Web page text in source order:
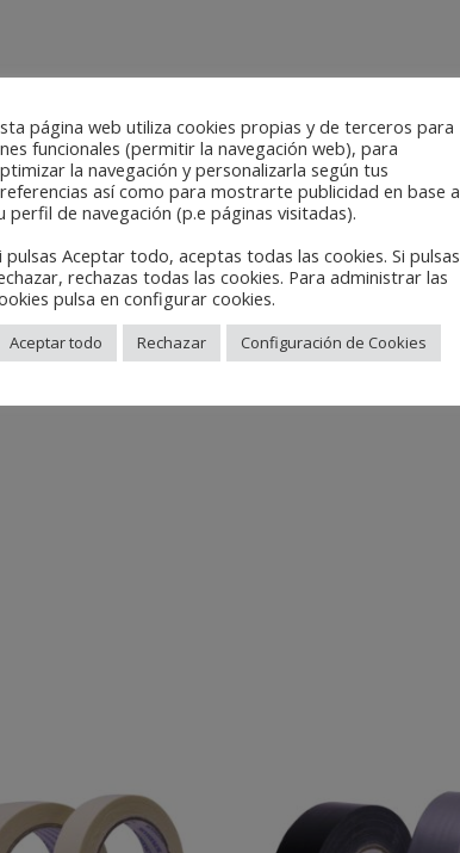
página web utiliza cookies propias y de terceros para
funcionales (permitir la navegación web), para
la navegación y personalizarla según tus
así como para mostrarte publicidad en base a
perfil de navegación (p.e páginas visitadas).
pulsas Aceptar todo, aceptas todas las cookies. Si pulsas
rechazas todas las cookies. Para administrar las
pulsa en configurar cookies.
Aceptar todo Rechazar Configuración de Cookies